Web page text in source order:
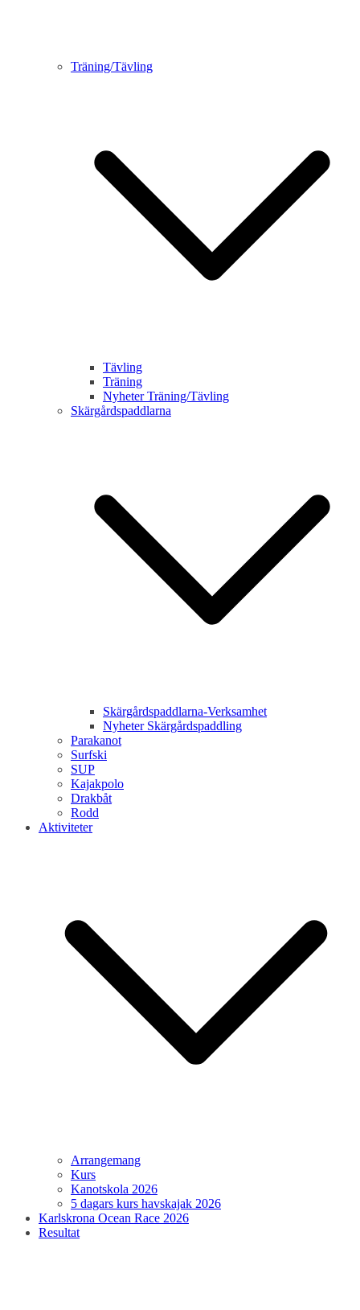
Träning/Tävling
Tävling
Träning
Nyheter Träning/Tävling
Skärgårdspaddlarna
Skärgårdspaddlarna-Verksamhet
Nyheter Skärgårdspaddling
Parakanot
Surfski
SUP
Kajakpolo
Drakbåt
Rodd
Aktiviteter
Arrangemang
Kurs
Kanotskola 2026
5 dagars kurs havskajak 2026
Karlskrona Ocean Race 2026
Resultat